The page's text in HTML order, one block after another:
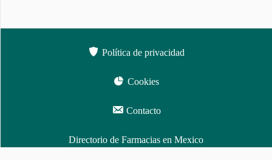
Política de privacidad
Cookies
Contacto
Directorio de Farmacias en Mexico